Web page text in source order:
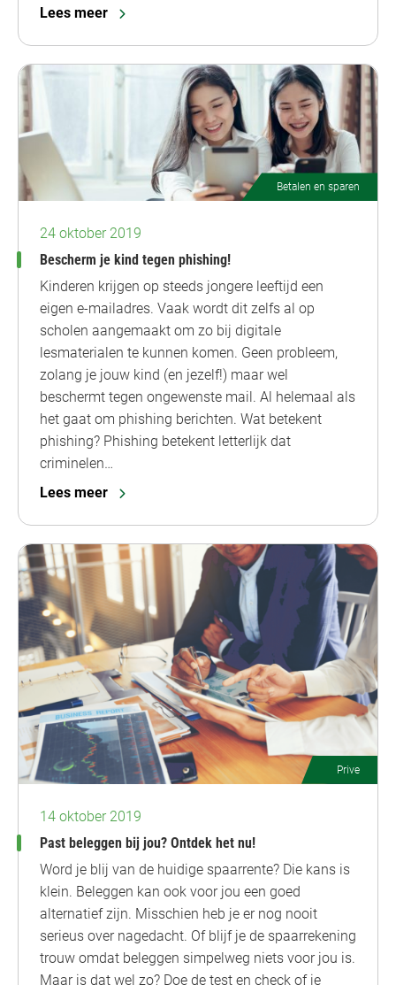
Lees meer
Betalen en sparen
24 oktober 2019
Bescherm je kind tegen phishing!
Kinderen krijgen op steeds jongere leeftijd een
eigen e-mailadres. Vaak wordt dit zelfs al op
scholen aangemaakt om zo bij digitale
lesmaterialen te kunnen komen. Geen probleem,
zolang je jouw kind (en jezelf!) maar wel
beschermt tegen ongewenste mail. Al helemaal als
het gaat om phishing berichten. Wat betekent
phishing? Phishing betekent letterlijk dat
criminelen…
Lees meer
Prive
14 oktober 2019
Past beleggen bij jou? Ontdek het nu!
Word je blij van de huidige spaarrente? Die kans is
klein. Beleggen kan ook voor jou een goed
alternatief zijn. Misschien heb je er nog nooit
serieus over nagedacht. Of blijf je de spaarrekening
trouw omdat beleggen simpelweg niets voor jou is.
Maar is dat wel zo? Doe de test en check of je